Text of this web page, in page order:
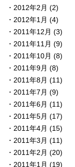
2012年2月 (2)
2012年1月 (4)
2011年12月 (3)
2011年11月 (9)
2011年10月 (8)
2011年9月 (8)
2011年8月 (11)
2011年7月 (9)
2011年6月 (11)
2011年5月 (17)
2011年4月 (15)
2011年3月 (11)
2011年2月 (20)
2011年1月 (19)